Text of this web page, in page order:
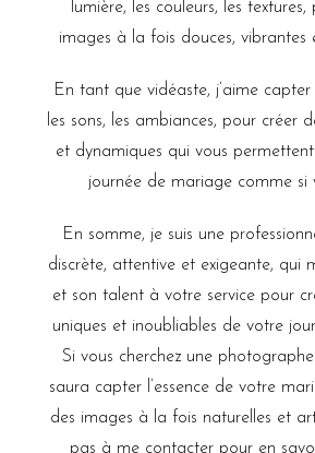
lumière, les couleurs, les
images à la fois douces, vibrantes
En tant que vidéaste, j’aime capter
les sons, les ambiances, pour créer
et dynamiques qui vous
journée de mariage comme si
En somme, je suis une
discrète, attentive et exigeante, qui
et son talent à votre service pour
uniques et inoubliables de votre
Si vous cherchez une
saura capter l’essence de votre
des images à la fois naturelles et
pas à me contacter pour en